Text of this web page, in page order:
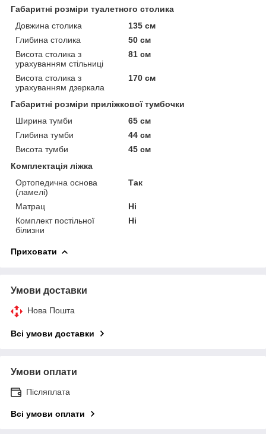
Габаритні розміри туалетного столика
Довжина столика
135 см
Глибина столика
50 см
Висота столика з
урахуванням стільниці
81 см
Висота столика з
урахуванням дзеркала
170 см
Габаритні розміри приліжкової тумбочки
Ширина тумби
65 см
Глибина тумби
44 см
Висота тумби
45 см
Комплектація ліжка
Ортопедична основа
(ламелі)
Так
Матрац
Ні
Комплект постільної
білизни
Ні
Приховати
Умови доставки
Нова Пошта
Всі умови доставки
Умови оплати
Післяплата
Всі умови оплати